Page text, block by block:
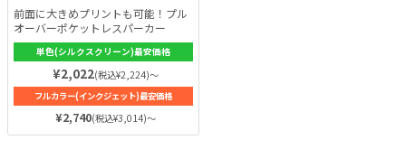
前面に大きめプリントも可能！プル
オーバーポケットレスパーカー
単色(シルクスクリーン)最安価格
¥2,022(税込¥2,224)～
フルカラー(インクジェット)最安価格
¥2,740(税込¥3,014)～